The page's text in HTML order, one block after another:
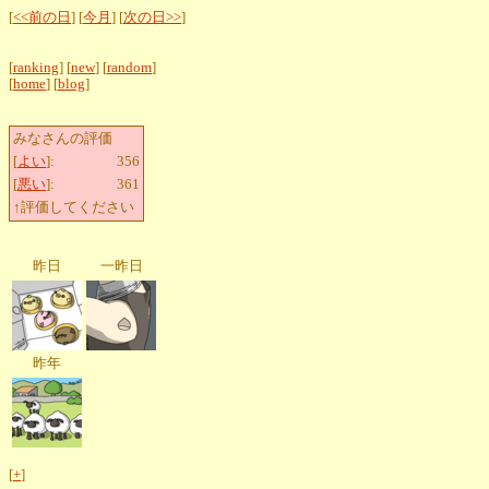
[<<前の日 ] [今月 ] [次の日>>]
[ranking] [new] [random]
[home] [blog]
みなさんの評価
[よい]:
356
[悪い]:
361
↑評価してください
昨日 一昨日
昨年
[+]